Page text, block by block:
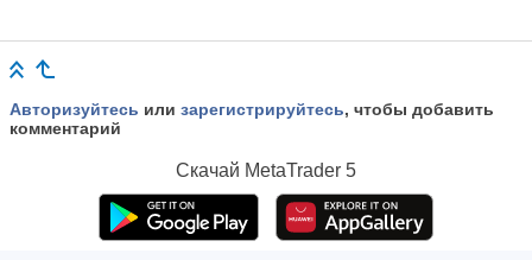
Авторизуйтесь или зарегистрируйтесь, чтобы добавить
комментарий
Скачай MetaTrader 5